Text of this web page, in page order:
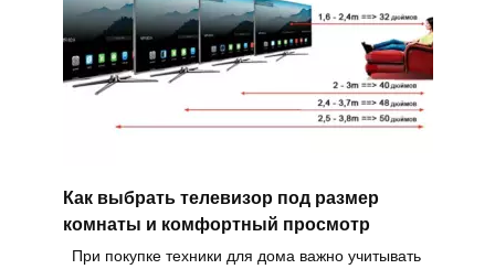
Как выбрать телевизор под размер
комнаты и комфортный просмотр
При покупке техники для дома важно учитывать